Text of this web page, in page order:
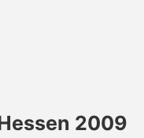
2009